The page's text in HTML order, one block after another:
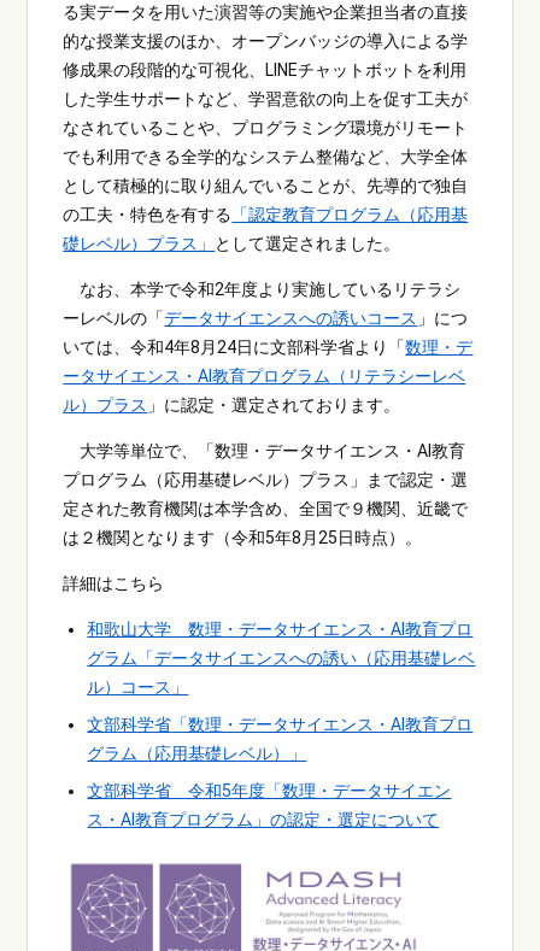
る実データを用いた演習等の実施や企業担当者の直接
的な授業支援のほか、オープンバッジの導入による学
修成果の段階的な可視化、LINEチャットボットを利用
した学生サポートなど、学習意欲の向上を促す工夫が
なされていることや、プログラミング環境がリモート
でも利用できる全学的なシステム整備など、大学全体
として積極的に取り組んでいることが、先導的で独自
の工夫・特色を有する 「認定教育プログラム（応用基
礎レベル）プラス」
として選定されました。
なお、本学で令和2年度より実施しているリテラシ
ーレベルの「データサイエンスへの誘いコース 」につ
いては、令和4年8月24日に文部科学省より「数理・デ
ータサイエンス・AI教育プログラム（リテラシーレベ
ル）プラス 」に認定・選定されております。
大学等単位で、「数理・データサイエンス・AI教育
プログラム（応用基礎レベル）プラス」まで認定・選
定された教育機関は本学含め、全国で９機関、近畿で
は２機関となります（令和5年8月25日時点）。
詳細はこちら
和歌山大学 数理・データサイエンス・AI教育プロ
グラム「データサイエンスへの誘い（応用基礎レベ
ル）コース」
文部科学省 「数理・データサイエンス・AI教育プロ
グラム（応用基礎レベル）」
文部科学省 令和5年度「数理・データサイエン
ス・AI教育プログラム」の認定・選定について